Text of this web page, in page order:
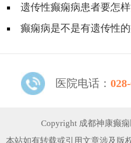
遗传性癫痫病患者要怎
癫痫病是不是有遗传性
医院电话：
Copyright 成都神康癫
本站如有转载或引用文章涉及版